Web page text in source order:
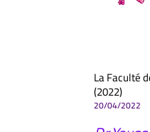
La Faculté
(2022)
20/04/2022